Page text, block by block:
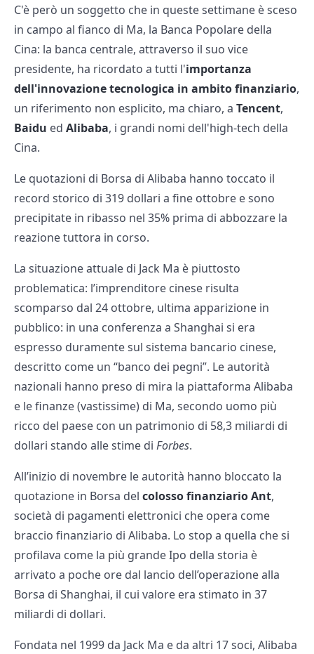
C'è però un soggetto che in queste settimane è sceso
in campo al fianco di Ma, la Banca Popolare della
Cina: la banca centrale, attraverso il suo vice
presidente, ha ricordato a tutti l'importanza
dell'innovazione tecnologica in ambito finanziario,
un riferimento non esplicito, ma chiaro, a Tencent,
Baidu ed Alibaba, i grandi nomi dell'high-tech della
Cina.
Le quotazioni di Borsa di Alibaba hanno toccato il
record storico di 319 dollari a fine ottobre e sono
precipitate in ribasso nel 35% prima di abbozzare la
reazione tuttora in corso.
La situazione attuale di Jack Ma è piuttosto
problematica: l’imprenditore cinese risulta
scomparso dal 24 ottobre, ultima apparizione in
pubblico: in una conferenza a Shanghai si era
espresso duramente sul sistema bancario cinese,
descritto come un “banco dei pegni”. Le autorità
nazionali hanno preso di mira la piattaforma Alibaba
e le finanze (vastissime) di Ma, secondo uomo più
ricco del paese con un patrimonio di 58,3 miliardi di
dollari stando alle stime di Forbes.
All’inizio di novembre le autorità hanno bloccato la
quotazione in Borsa del colosso finanziario Ant,
società di pagamenti elettronici che opera come
braccio finanziario di Alibaba. Lo stop a quella che si
profilava come la più grande Ipo della storia è
arrivato a poche ore dal lancio dell’operazione alla
Borsa di Shanghai, il cui valore era stimato in 37
miliardi di dollari.
Fondata nel 1999 da Jack Ma e da altri 17 soci, Alibaba